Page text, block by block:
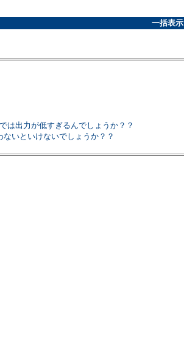
一括表示
は出力が低すぎるんでしょうか？？
いといけないでしょうか？？